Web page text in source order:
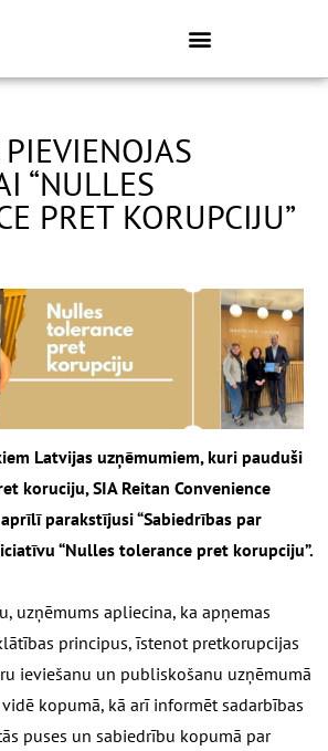
“NULLES
PRET KORUPCIJU”
Latvijas uzņēmumiem, kuri pauduši
koruciju, SIA Reitan Convenience
aprīlī parakstījusi “Sabiedrības par
“Nulles tolerance pret korupciju”.
uzņēmums apliecina, ka apņemas
principus, īstenot pretkorupcijas
ieviešanu un publiskošanu uzņēmumā
kopumā, kā arī informēt sadarbības
puses un sabiedrību kopumā par